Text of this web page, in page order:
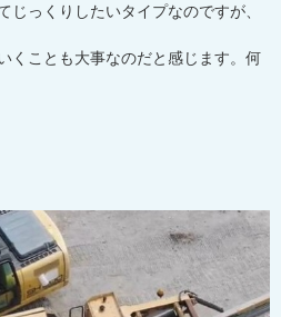
じっくりしたいタイプなのですが、
くことも大事なのだと感じます。何